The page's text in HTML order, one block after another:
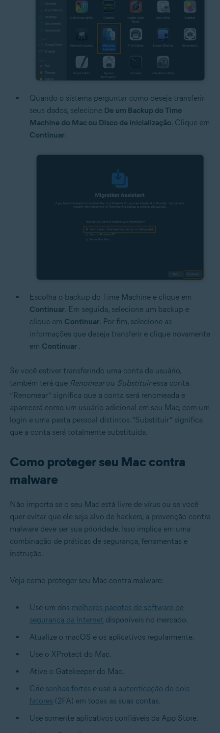
Quando o sistema perguntar como deseja transferir
seus dados, selecione De um Backup do Time
Machine do Mac ou Disco de inicialização. Clique em
Continuar.
Escolha o backup do Time Machine e clique em
Continuar. Em seguida, selecione um backup e
clique em Continuar. Por fim, selecione as
informações que deseja transferir e clique novamente
em Continuar .
Se você estiver transferindo uma conta de usuário,
também terá que Renomearou Substituiressa conta.
“Renomear” significa que a conta será renomeada e
aparecerá como um usuário adicional em seu Mac, com um
login e uma pasta pessoal distintos. “Substituir” significa
que a conta será totalmente substituída.
Como proteger seu Mac contra
malware
Não importa se o seu Mac está livre de vírus ou se você
quer evitar que ele seja alvo de hackers, a prevenção contra
malware deve ser sua prioridade. Isso implica em uma
combinação de práticas de segurança, ferramentas e
instrução.
Veja como proteger seu Mac contra malware:
Use um dos melhores pacotes de software de
segurança da Internet disponíveis no mercado.
Atualize o macOS e os aplicativos regularmente.
Use o XProtect do Mac.
Ative o Gatekeeper do Mac.
Crie senhas fortes e use a autenticação de dois
fatores (2FA) em todas as suas contas.
Use somente aplicativos confiáveis da App Store.